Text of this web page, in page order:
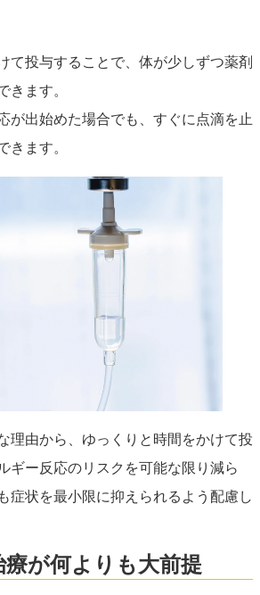
て投与することで、体が少しずつ薬剤
きます。
が出始めた場合でも、すぐに点滴を止
きます。
理由から、ゆっくりと時間をかけて投
ギー反応のリスクを可能な限り減ら
症状を最小限に抑えられるよう配慮し
療が何よりも大前提